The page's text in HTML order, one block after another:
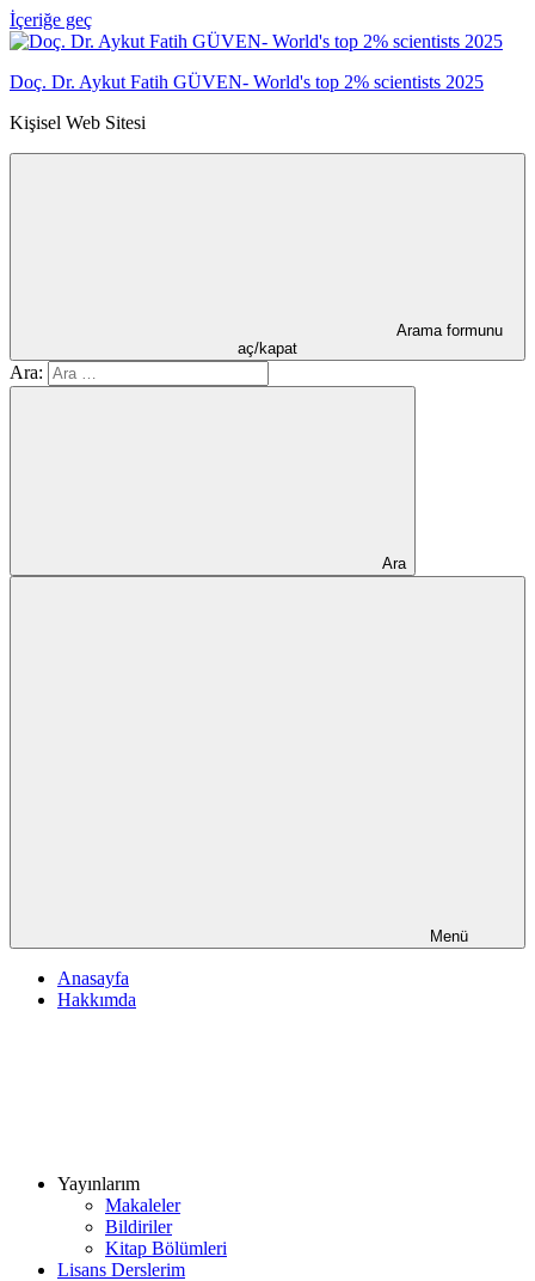
İçeriğe geç
Doç. Dr. Aykut Fatih GÜVEN- World's top 2% scientists 2025
Kişisel Web Sitesi
Arama formunu
aç/kapat
Ara:
Ara
Menü
Anasayfa
Hakkımda
Yayınlarım
Makaleler
Bildiriler
Kitap Bölümleri
Lisans Derslerim